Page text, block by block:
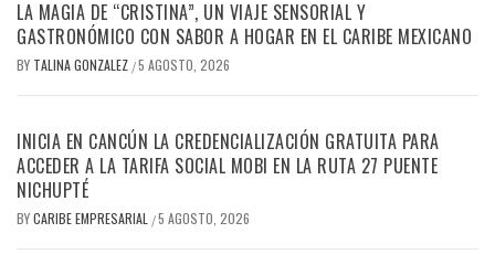
LA MAGIA DE “CRISTINA”, UN VIAJE SENSORIAL Y
GASTRONÓMICO CON SABOR A HOGAR EN EL CARIBE MEXICANO
BY TALINA GONZALEZ /5 AGOSTO, 2026
INICIA EN CANCÚN LA CREDENCIALIZACIÓN GRATUITA PARA
ACCEDER A LA TARIFA SOCIAL MOBI EN LA RUTA 27 PUENTE
NICHUPTÉ
BYCARIBE EMPRESARIAL /5 AGOSTO, 2026